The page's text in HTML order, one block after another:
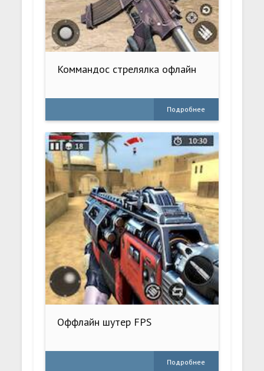
Коммандос стрелялка офлайн
Подробнее
Оффлайн шутер FPS
Подробнее